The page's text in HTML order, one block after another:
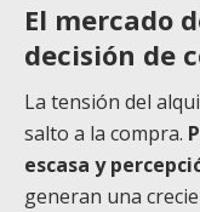
El mercado
decisión de
La tensión del
salto a la compra.
escasa y
generan una